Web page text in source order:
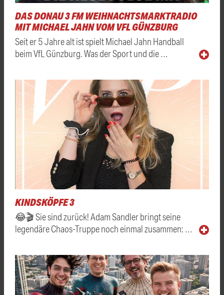
DAS DONAU 3 FM WEIHNACHTSMARKTRADIO
MIT MICHAEL JAHN VOM VFL GÜNZBURG
Seit er 5 Jahre alt ist spielt Michael Jahn Handball
beim VfL Günzburg. Was der Sport und die …
KINDSKÖPFE 3
😂🎬 Sie sind zurück! Adam Sandler bringt seine
legendäre Chaos-Truppe noch einmal zusammen: …